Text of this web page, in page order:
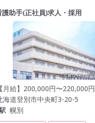
助手(正社員)求人・採用
【月給】200,000円〜220,000円
海道登別市中央町3-20-5
幌別